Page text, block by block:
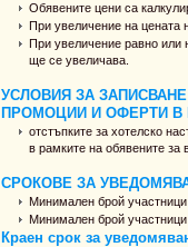
Обявените цени са
При увеличение на цената
При увеличение равно или
ще се увеличава.
УСЛОВИЯ ЗА
ПРОМОЦИИ И ОФЕРТИ В
отстъпките за хотелско
в рамките на обявените за
СРОКОВЕ ЗА
Минимален брой
Минимален брой участници
Краен срок за